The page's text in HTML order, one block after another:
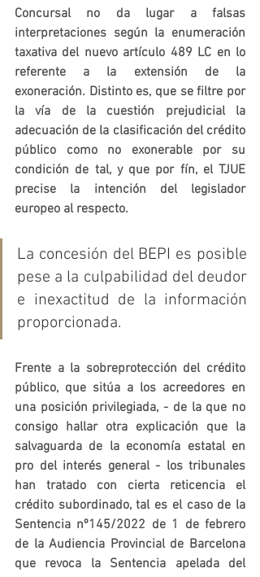
Concursal no da lugar a falsas
interpretaciones según la enumeración
taxativa del nuevo artículo 489 LC en lo
referente a la extensión de la
exoneración. Distinto es, que se filtre por
la vía de la cuestión prejudicial la
adecuación de la clasificación del crédito
público como no exonerable por su
condición de tal, y que por fín, el TJUE
precise la intención del legislador
europeo al respecto.
La concesión del BEPI es posible
pese a la culpabilidad del deudor
e inexactitud de la información
proporcionada.
Frente a la sobreprotección del crédito
público, que sitúa a los acreedores en
una posición privilegiada, - de la que no
consigo hallar otra explicación que la
salvaguarda de la economía estatal en
pro del interés general - los tribunales
han tratado con cierta reticencia el
crédito subordinado, tal es el caso de la
Sentencia nº145/2022 de 1 de febrero
de la Audiencia Provincial de Barcelona
que revoca la Sentencia apelada del